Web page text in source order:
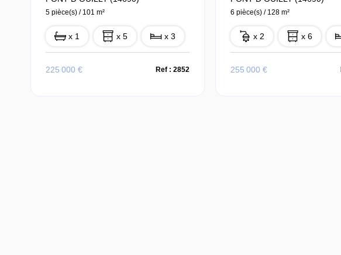
5 pièce(s) / 101 m²
x 1 x 5 x 3
225 000 € Ref : 2852
6 pièce(s) / 128 m²
x 2 x 6
255 000 €